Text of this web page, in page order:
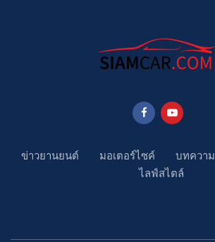
ข่าวยานยนต์ มอเตอร์ไซค์ บทความ
ไลฟ์สไตล์